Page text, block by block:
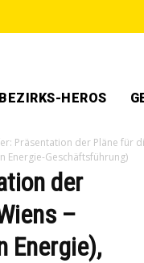
BEZIRKS-HEROS
Präsentation der Pläne für
Energie-Geschäftsführung)
der
–
Energie),